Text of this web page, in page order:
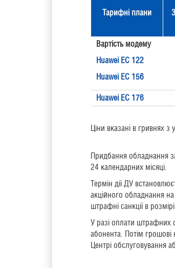
Тарифні плани
Вартість модему
Huawei EС 122
Huawei EС 156
Huawei EС 176
Ціни вказані в гривнях
Придбання обладнання
24 календарних місяці.
Термін дії ДУ
акційного обладнання
штрафні санкції в
У разі оплати штрафних
абонента. Потім
Центрі обслуговування